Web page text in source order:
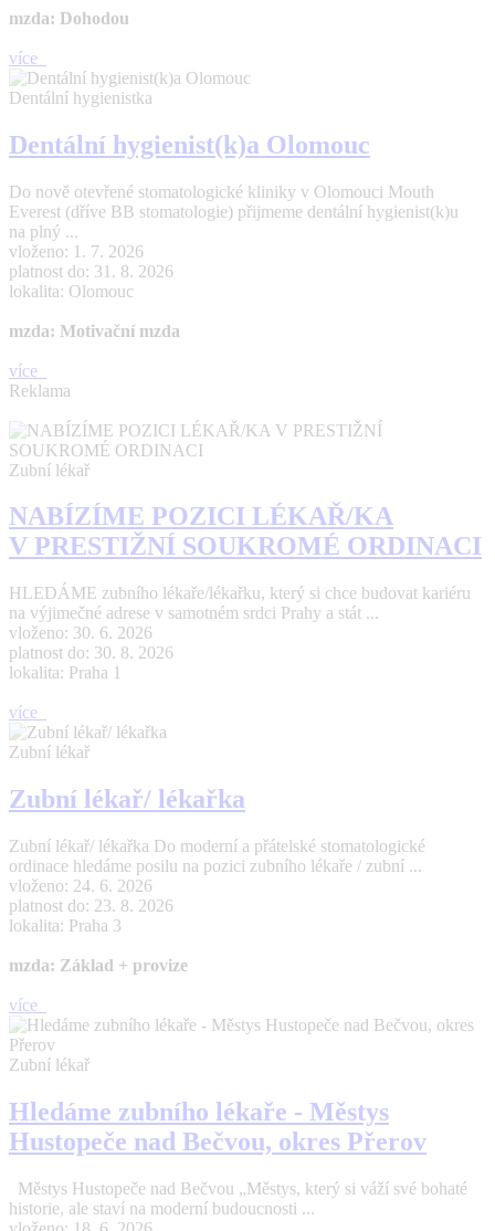
mzda: Dohodou
více
Dentální hygienistka
Dentální hygienist(k)a Olomouc
Do nově otevřené stomatologické kliniky v Olomouci Mouth
Everest (dříve BB stomatologie) přijmeme dentální hygienist(k)u
na plný ...
vloženo: 1. 7. 2026
platnost do: 31. 8. 2026
lokalita: Olomouc
mzda: Motivační mzda
více
Reklama
Zubní lékař
NABÍZÍME POZICI LÉKAŘ/KA
V PRESTIŽNÍ SOUKROMÉ ORDINACI
HLEDÁME zubního lékaře/lékařku, který si chce budovat kariéru
na výjimečné adrese v samotném srdci Prahy a stát ...
vloženo: 30. 6. 2026
platnost do: 30. 8. 2026
lokalita: Praha 1
více
Zubní lékař
Zubní lékař/ lékařka
Zubní lékař/ lékařka Do moderní a přátelské stomatologické
ordinace hledáme posilu na pozici zubního lékaře / zubní ...
vloženo: 24. 6. 2026
platnost do: 23. 8. 2026
lokalita: Praha 3
mzda: Základ + provize
více
Zubní lékař
Hledáme zubního lékaře - Městys
Hustopeče nad Bečvou, okres Přerov
Městys Hustopeče nad Bečvou „Městys, který si váží své bohaté
historie, ale staví na moderní budoucnosti ...